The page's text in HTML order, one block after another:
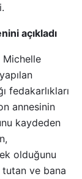
açıkladı
Michelle
fedakarlıkları
annesinin
kaydeden
olduğunu
tutan ve bana